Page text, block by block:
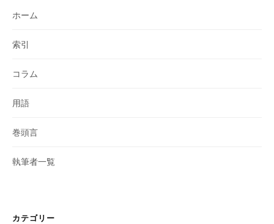
ホーム
索引
コラム
用語
巻頭言
執筆者一覧
カテゴリー